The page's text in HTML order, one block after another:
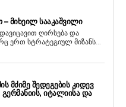
ᲛᲘᲮᲔᲘᲚ ᲡᲐᲐᲙᲐᲨᲕᲘᲚᲘ
ღირსება და
ერთ სტრატეგიულ მიზანს...
ᲛᲫᲘᲛᲔ ᲨᲔᲓᲔᲒᲔᲑᲘᲡ ᲙᲘᲓᲔᲕ
ᲒᲔᲠᲛᲐᲜᲘᲘᲡ, ᲘᲢᲐᲚᲘᲘᲡᲐ ᲓᲐ